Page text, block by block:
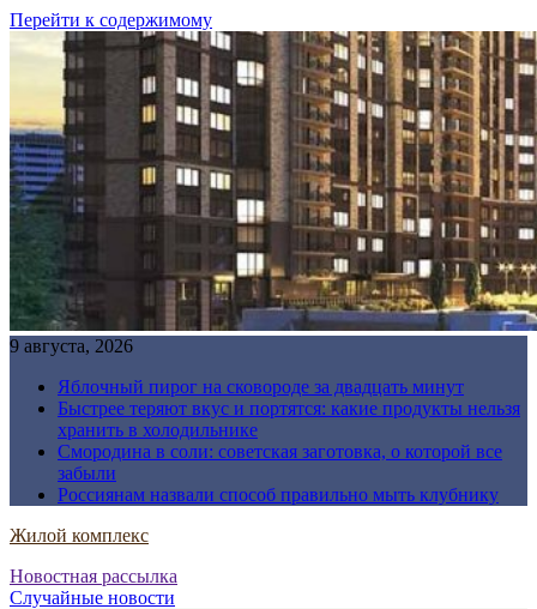
Перейти к содержимому
9 августа, 2026
Яблочный пирог на сковороде за двадцать минут
Быстрее теряют вкус и портятся: какие продукты нельзя
хранить в холодильнике
Смородина в соли: советская заготовка, о которой все
забыли
Россиянам назвали способ правильно мыть клубнику
Жилой комплекс
Новостная рассылка
Случайные новости